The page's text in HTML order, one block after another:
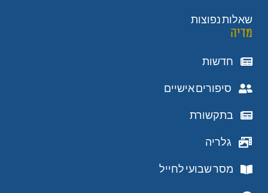
שאלות נפוצות
מדיה
חדשות
סיפורים אישיים
בתקשורת
גלריה
מסר שבועי לחייל